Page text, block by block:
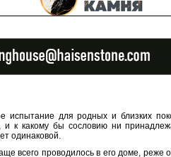
испытание для родных и близких
и к какому бы сословию ни
одинаковой.
всего проводилось в его доме, реже